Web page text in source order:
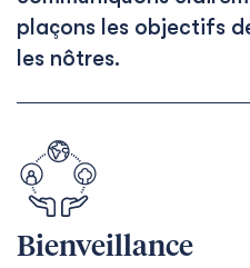
plaçons les objectifs
les nôtres.
Bienveillance